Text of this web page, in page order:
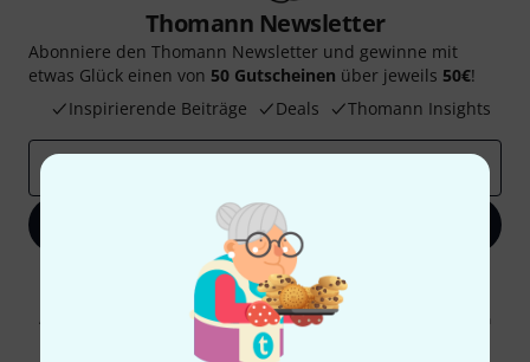
Thomann Newsletter
Abonniere den Thomann Newsletter und gewinne mit
etwas Glück einen von 50 Gutscheinen über jeweils 50€!
Inspirierende Beiträge
Deals Thomann Insights
Jetzt anmelden
Mit Klick auf „Jetzt anmelden“ stimmen Sie dem Erhalt von E-Mail-
Werbung und einer Messung des E-Mail-Nutzungsverhaltens zu. Die
Abmeldung ist jederzeit möglich. Weitere Informationen finden Sie in
Datenschutzhinweisen